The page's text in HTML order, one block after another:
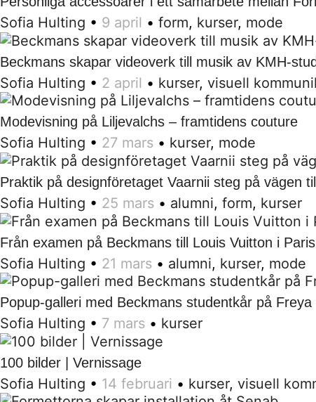
Sofia Hulting • 9 april • form, kurser, mode
Beckmans skapar videoverk till musik av KMH-
Sofia Hulting • 2 april • kurser, visuell
Modevisning på Liljevalchs – framtidens couture
Sofia Hulting • 27 mars • kurser, mode
Praktik på designföretaget Vaarnii steg på vägen
Sofia Hulting • 25 mars • alumni, form, kurser
Från examen på Beckmans till Louis Vuitton i Paris
Sofia Hulting • 21 mars • alumni, kurser, mode
Popup-galleri med Beckmans studentkår på
Sofia Hulting • 7 mars • kurser
100 bilder | Vernissage
Sofia Hulting • 14 februari • kurser, visuell